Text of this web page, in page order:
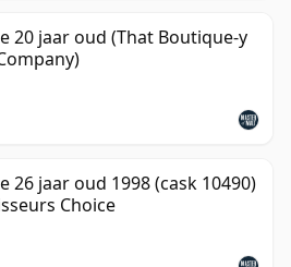
20 jaar oud (That Boutique-y
26 jaar oud 1998 (cask 10490)
Choice